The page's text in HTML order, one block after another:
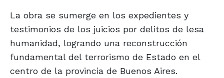
La obra se sumerge en los expedientes y
testimonios de los juicios por delitos de lesa
humanidad, logrando una reconstrucción
fundamental del terrorismo de Estado en el
centro de la provincia de Buenos Aires.